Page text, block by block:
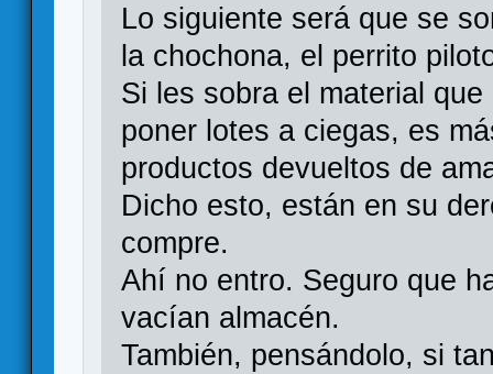
Lo siguiente será que se
la chochona, el perrito
Si les sobra el material
poner lotes a ciegas, es
productos devueltos de
Dicho esto, están en su
compre.
Ahí no entro. Seguro que
vacían almacén.
También, pensándolo, si